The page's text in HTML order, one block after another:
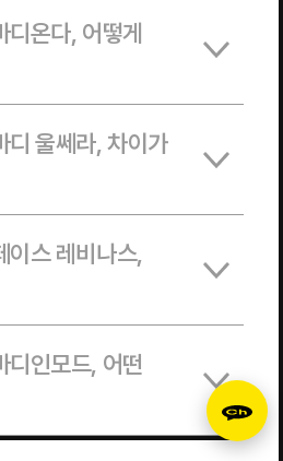
온다, 어떻게
울쎄라, 차이가
이스 레비나스,
인모드, 어떤